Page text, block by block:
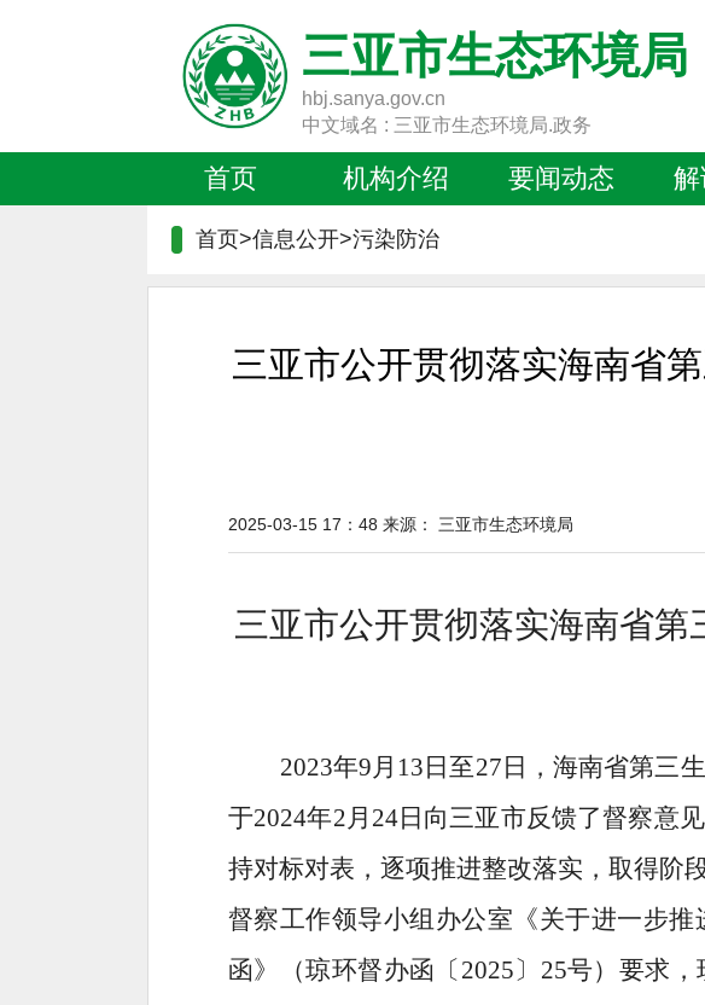
三亚市生态环境局
hbj.sanya.gov.cn
中文域名 : 三亚市生态环境局.政务
首页 机构介绍 要闻动态
首页>信息公开>污染防治
三亚市公开贯彻落实海南省
2025-03-15 17：48 来源： 三亚市生态环境局
三亚市公开贯彻落实海南省
2023年9月 13 日至27 日，海南省第三
于2024年2月 24日向三亚市反馈了督察意
持对标对表，逐项推进整改落实，取得阶
督察工作领导小组办公室《关于进一步
函》（琼环督办函〔 2025〕 25号）要求，